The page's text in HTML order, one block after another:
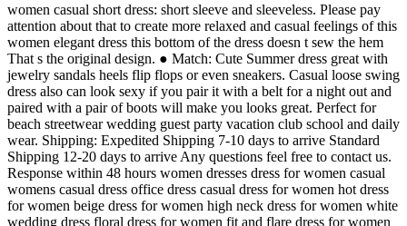
women casual short dress: short sleeve and sleeveless. Please pay
attention about that to create more relaxed and casual feelings of this
women elegant dress this bottom of the dress doesn t sew the hem
That s the original design. ● Match: Cute Summer dress great with
jewelry sandals heels flip flops or even sneakers. Casual loose swing
dress also can look sexy if you pair it with a belt for a night out and
paired with a pair of boots will make you looks great. Perfect for
beach streetwear wedding guest party vacation club school and daily
wear. Shipping: Expedited Shipping 7-10 days to arrive Standard
Shipping 12-20 days to arrive Any questions feel free to contact us.
Response within 48 hours women dresses dress for women casual
womens casual dress office dress casual dress for women hot dress
for women beige dress for women high neck dress for women white
wedding dress floral dress for women fit and flare dress for women